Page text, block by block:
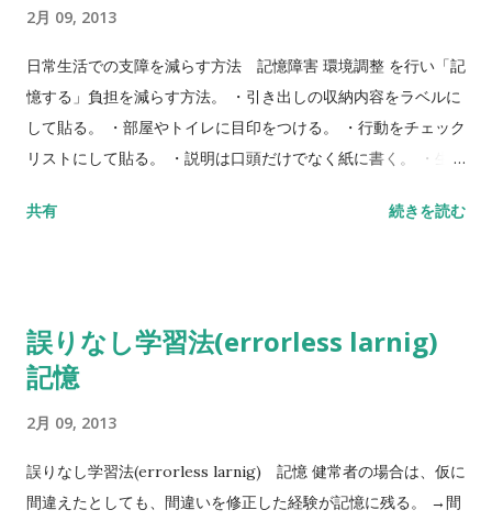
2月 09, 2013
日常生活での支障を減らす方法 記憶障害 環境調整 を行い「記
憶する」負担を減らす方法。 ・引き出しの収納内容をラベルに
して貼る。 ・部屋やトイレに目印をつける。 ・行動をチェック
リストにして貼る。 ・説明は口頭だけでなく紙に書く。 ・生活
についての話なのか、最初に伝えてから話しかける。
共有 続きを読む
誤りなし学習法(errorless larnig)
記憶
2月 09, 2013
誤りなし学習法(errorless larnig) 記憶 健常者の場合は、仮に
間違えたとしても、間違いを修正した経験が記憶に残る。 →間